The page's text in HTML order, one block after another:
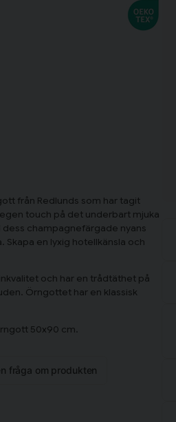
från Redlunds som har tagit
touch på det underbart mjuka
champagnefärgade nyans
en lyxig hotellkänsla och
och har en trådtäthet på
Örngottet har en klassisk
50x90 cm.
fråga om produkten